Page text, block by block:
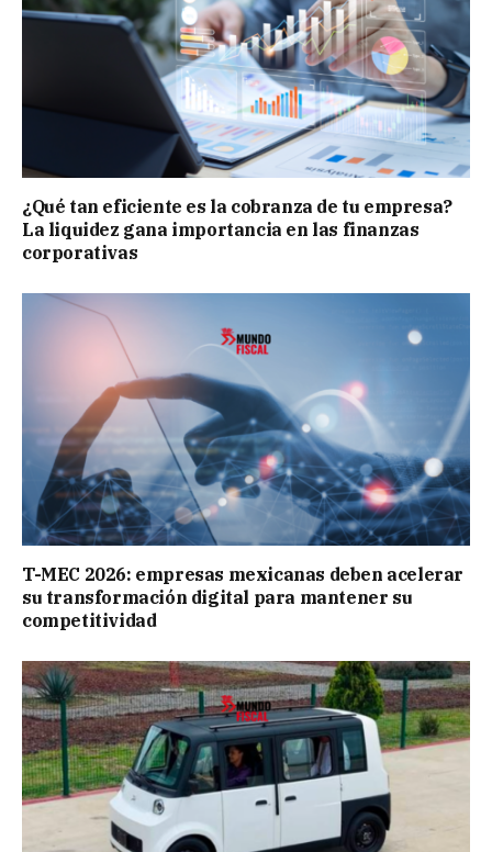
¿Qué tan eficiente es la cobranza de tu empresa?
La liquidez gana importancia en las finanzas
corporativas
T-MEC 2026: empresas mexicanas deben acelerar
su transformación digital para mantener su
competitividad